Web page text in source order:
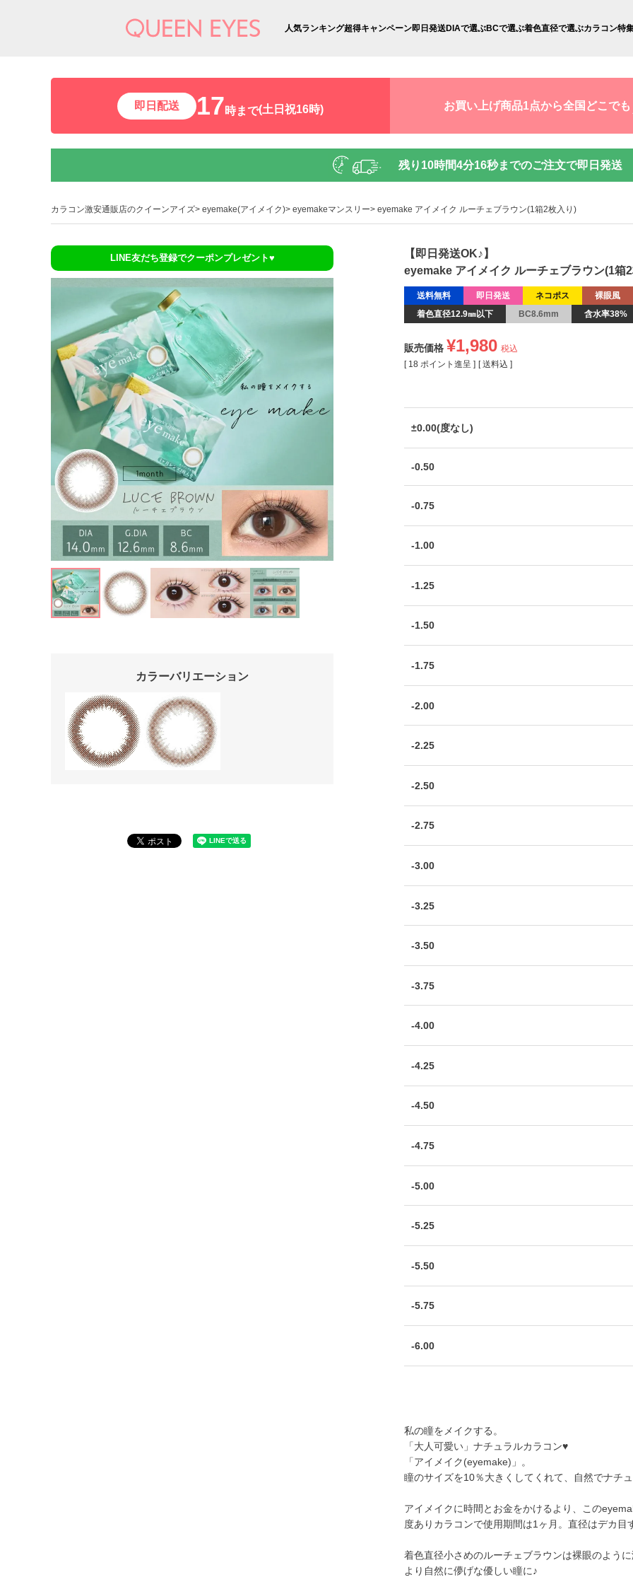
人気ランキング超得キャンペーン即日発送DIAで選ぶBCで選ぶ着色直径で選ぶカラコン特
即日配送 17時まで(土日祝16時) お買い上げ商品1点から全国どこでも
残り 10時間4分15秒までのご注文で即日発送
カラコン激安通販店のクイーンアイズ eyemake(アイメイク) eyemakeマンスリー eyemake アイメイク ルーチェブラウン(1箱2枚入り)
LINE友だち登録でクーポンプレゼント♥
カラーバリエーション
【即日発送OK♪】
eyemake アイメイク ルーチェブラウン(1箱
送料無料 即日発送 ネコポス
裸眼風
着色直径12.9㎜以下
BC8.6mm 含水率38%
販売価格 ¥1,980 税込
[ 18 ポイント進呈 ] 送料込
±0.00(度なし)
-0.50
-0.75
-1.00
-1.25
-1.50
-1.75
-2.00
-2.25
-2.50
-2.75
-3.00
-3.25
-3.50
-3.75
-4.00
-4.25
-4.50
-4.75
-5.00
-5.25
-5.50
-5.75
-6.00
私の瞳をメイクする。
「大人可愛い」ナチュラルカラコン♥
「アイメイク(eyemake)」。
瞳のサイズを10％大きくしてくれて、自然でナチ
アイメイクに時間とお金をかけるより、この
度ありカラコンで使用期間は1ヶ月。直径はデカ目
着色直径小さめのルーチェブラウンは裸眼のよう
より自然に儚げな優しい瞳に♪